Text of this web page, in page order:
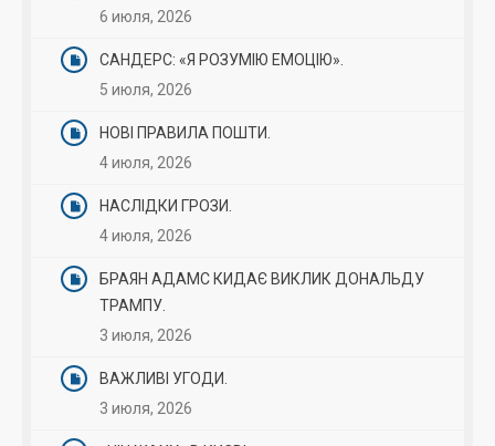
6 июля, 2026
САНДЕРС: «Я РОЗУМІЮ ЕМОЦІЮ».
5 июля, 2026
НОВІ ПРАВИЛА ПОШТИ.
4 июля, 2026
НАСЛІДКИ ГРОЗИ.
4 июля, 2026
БРАЯН АДАМС КИДАЄ ВИКЛИК ДОНАЛЬДУ
ТРАМПУ.
3 июля, 2026
ВАЖЛИВІ УГОДИ.
3 июля, 2026